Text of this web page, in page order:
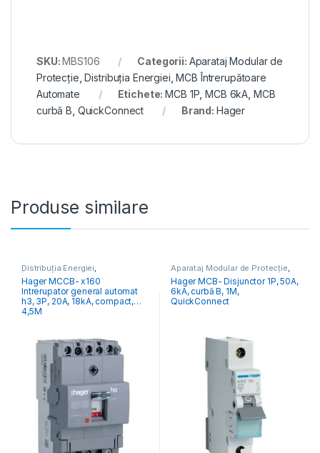
SKU:MBS106 Categorii: Aparataj Modular de
Protecție ,Distribuția Energiei ,MCB Întrerupătoare
Automate
Etichete:MCB 1P ,MCB 6kA MCB
curbă B QuickConnect Brand: Hager
Produse similare
Distribuția Energiei,
Întrerupătoare Generale
Hager MCCB- x160
Intrerupator general automat
h3, 3P, 20A, 18kA, compact,
4,5M
Aparataj Modular de Protecție,
Distribuția Energiei MCB
Întrerupătoare Automate
Hager MCB- Disjunctor 1P, 50A,
6kA, curbă B, 1M,
QuickConnect